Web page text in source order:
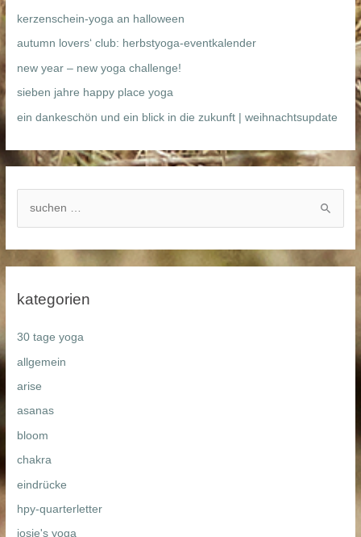
kerzenschein-yoga an halloween
autumn lovers‘ club: herbstyoga-eventkalender
new year – new yoga challenge!
sieben jahre happy place yoga
ein dankeschön und ein blick in die zukunft | weihnachtsupdate
h
n
:
kategorien
30 tage yoga
allgemein
arise
asanas
bloom
chakra
eindrücke
hpy-quarterletter
josie's yoga